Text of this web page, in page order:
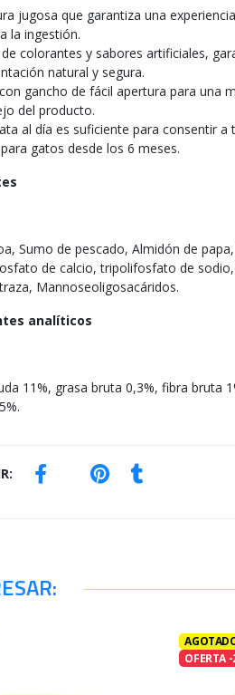
jugosa que garantiza una
la ingestión.
colorantes y sabores artificiales,
natural y segura.
gancho de fácil apertura para una
del producto.
al día es suficiente para consentir a
gatos desde los 6 meses.
Sumo de pescado, Almidón de
de calcio, tripolifosfato de sodio,
Mannoseoligosacáridos.
analíticos
11%, grasa bruta 0,3%, fibra bruta
OFERTA